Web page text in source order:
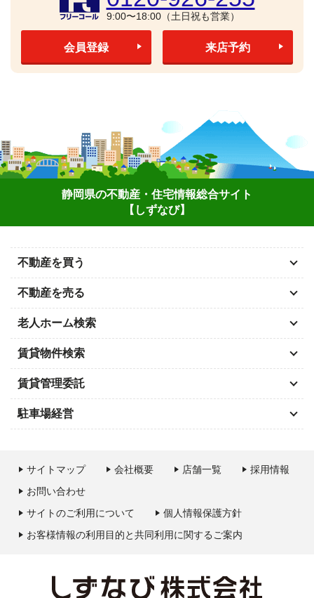
9:00〜18:00（土日祝も営業）
会員登録 来店予約
静岡県の不動産・住宅情報総合サイト
【しずなび】
不動産を買う
不動産を売る
老人ホーム検索
賃貸物件検索
賃貸管理委託
駐車場経営
サイトマップ 会社概要 店舗一覧
採用情報
お問い合わせ
サイトのご利用について
個人情報保護方針
お客様情報の利用目的と共同利用に関するご案内